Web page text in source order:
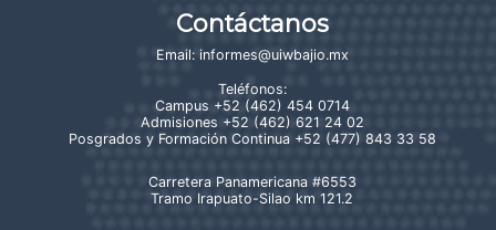
Contáctanos
Email: informes@uiwbajio.mx
Teléfonos:
Campus +52 (462) 454 0714
Admisiones +52 (462) 621 24 02
Posgrados y Formación Continua +52 (477) 843 33 58
Carretera Panamericana #6553
Tramo Irapuato-Silao km 121.2